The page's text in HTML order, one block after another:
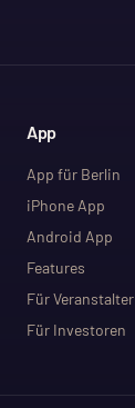
App
App für Berlin
iPhone App
Android App
Features
Für Veranstalter
Für Investoren